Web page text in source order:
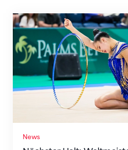
News
Nächster Halt: